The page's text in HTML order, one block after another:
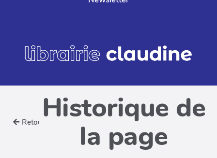
Retour Historique de
la page